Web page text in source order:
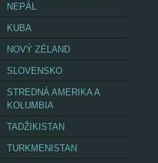
NEPÁL
KUBA
NOVÝ ZÉLAND
SLOVENSKO
STREDNÁ AMERIKA A
KOLUMBIA
TADŽIKISTAN
TURKMENISTAN